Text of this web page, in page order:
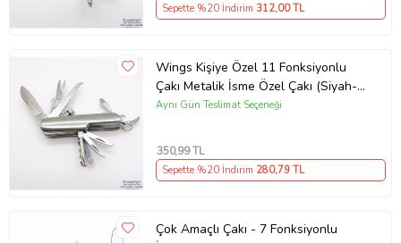
Sepette %20 İndirim 312,00 TL
Wings Kişiye Özel 11 Fonksiyonlu
Çakı Metalik İsme Özel Çakı (Siyah-
Gri)
Aynı Gün Teslimat Seçeneği
350,99 TL
Sepette %20 İndirim 280,79 TL
Çok Amaçlı Çakı - 7 Fonksiyonlu